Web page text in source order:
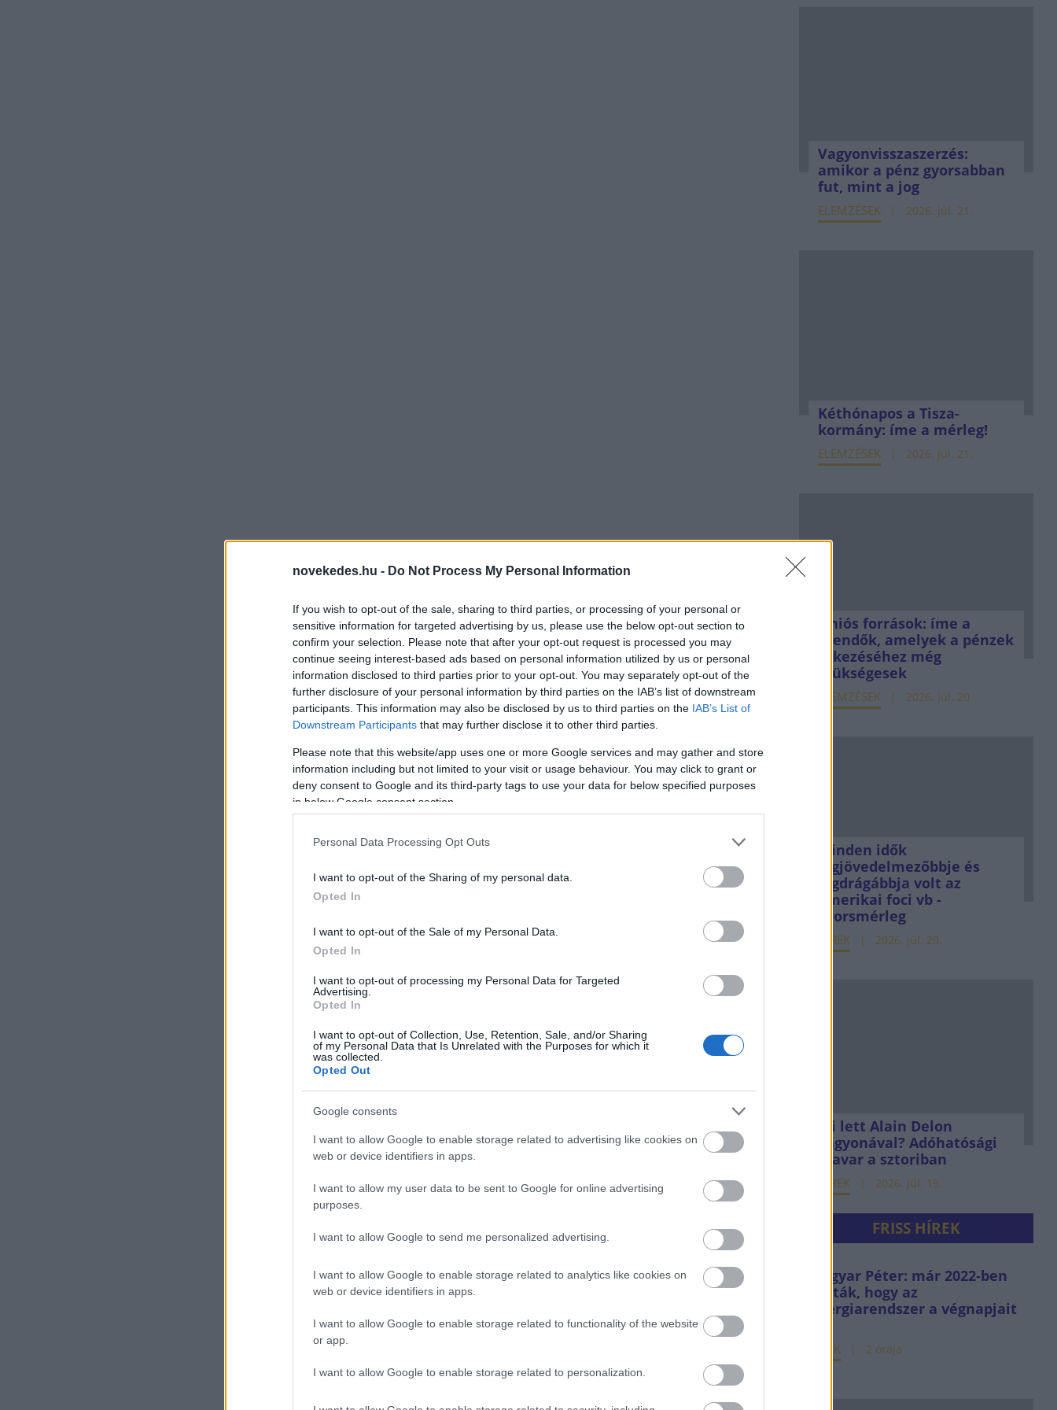
novekedes.hu - Do Not Process My Personal Information
If you wish to opt-out of the sale, sharing to third parties, or processing of your personal or
sensitive information for targeted advertising by us, please use the below opt-out section to
confirm your selection. Please note that after your opt-out request is processed you may
continue seeing interest-based ads based on personal information utilized by us or personal
information disclosed to third parties prior to your opt-out. You may separately opt-out of the
further disclosure of your personal information by third parties on the IAB’s list of downstream
participants. This information may also be disclosed by us to third parties on the IAB’s List of
Downstream Participants that may further disclose it to other third parties.
Please note that this website/app uses one or more Google services and may gather and store
information including but not limited to your visit or usage behaviour. You may click to grant or
deny consent to Google and its third-party tags to use your data for below specified purposes
in below Google consent section.
Personal Data Processing Opt Outs
I want to opt-out of the Sharing of my personal data.
Opted In
I want to opt-out of the Sale of my Personal Data.
Opted In
I want to opt-out of processing my Personal Data for Targeted
Advertising.
Opted In
I want to opt-out of Collection, Use, Retention, Sale, and/or Sharing
of my Personal Data that Is Unrelated with the Purposes for which it
was collected.
Opted Out
Google consents
I want to allow Google to enable storage related to advertising like cookies on
web or device identifiers in apps.
I want to allow my user data to be sent to Google for online advertising
purposes.
I want to allow Google to send me personalized advertising.
I want to allow Google to enable storage related to analytics like cookies on
web or device identifiers in apps.
I want to allow Google to enable storage related to functionality of the website
or app.
I want to allow Google to enable storage related to personalization.
Vagyonvisszaszerzés:
amikor a pénz gyorsabban
fut, mint a jog
ELEMZÉSEK 2026. júl. 21.
Kéthónapos a Tisza-
kormány: íme a mérleg!
ELEMZÉSEK 2026. júl. 21.
Uniós források: íme a
teendők, amelyek a pénzek
érkezéséhez még
szükségesek
ELEMZÉSEK 2026. júl. 20.
Minden idők
legjövedelmezőbbje és
legdrágábbja volt az
amerikai foci vb -
gyorsmérleg
HÍREK 2026. júl. 20.
Mi lett Alain Delon
vagyonával? Adóhatósági
csavar a sztoriban
HÍREK 2026. júl. 19.
FRISS HÍREK
Magyar Péter: már 2022-ben
tudták, hogy az
energiarendszer a végnapjait
HÍREK 2 órája